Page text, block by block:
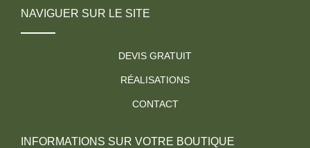
NAVIGUER SUR LE SITE
DEVIS GRATUIT
RÉALISATIONS
CONTACT
INFORMATIONS SUR VOTRE BOUTIQUE